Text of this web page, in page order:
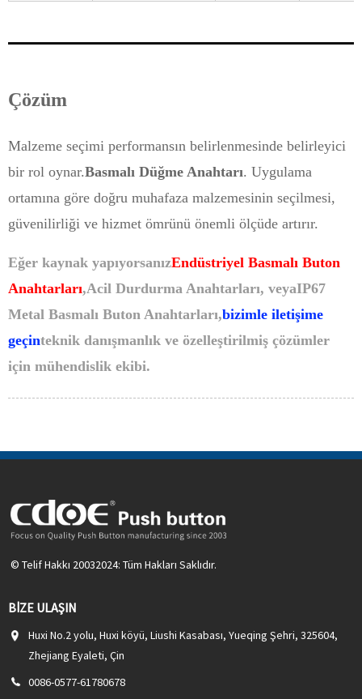
Çözüm
Malzeme seçimi performansın belirlenmesinde belirleyici
bir rol oynar.Basmalı Düğme Anahtarı. Uygulama
ortamına göre doğru muhafaza malzemesinin seçilmesi,
güvenilirliği ve hizmet ömrünü önemli ölçüde artırır.
Eğer kaynak yapıyorsanızEndüstriyel Basmalı Buton
Anahtarları,Acil Durdurma Anahtarları, veyaIP67
Metal Basmalı Buton Anahtarları,bizimle iletişime
geçinteknik danışmanlık ve özelleştirilmiş çözümler
için mühendislik ekibi.
© Telif Hakkı 20032024: Tüm Hakları Saklıdır.
BIZE ULAŞIN
Huxi No.2 yolu, Huxi köyü, Liushi Kasabası, Yueqing Şehri, 325604,
Zhejiang Eyaleti, Çin
0086-0577-61780678